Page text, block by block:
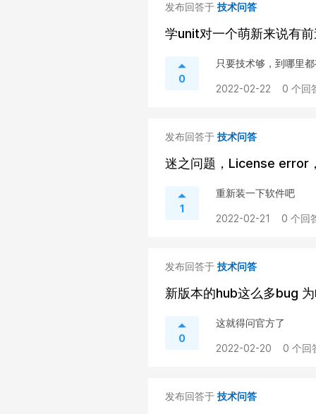
发布回答于 技术问答
学unit对一个萌新来说有
0
只要技术够，到哪里
2022-02-22 0 个回
发布回答于 技术问答
迷之问题，License error
1
重新装一下软件吧
2022-02-21 0 个回
发布回答于 技术问答
新版本的hub这么多bug
0
这就得问官方了
2022-02-20 0 个回
发布回答于 技术问答